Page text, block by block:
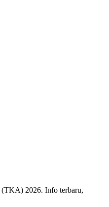
(TKA) 2026. Info terbaru,